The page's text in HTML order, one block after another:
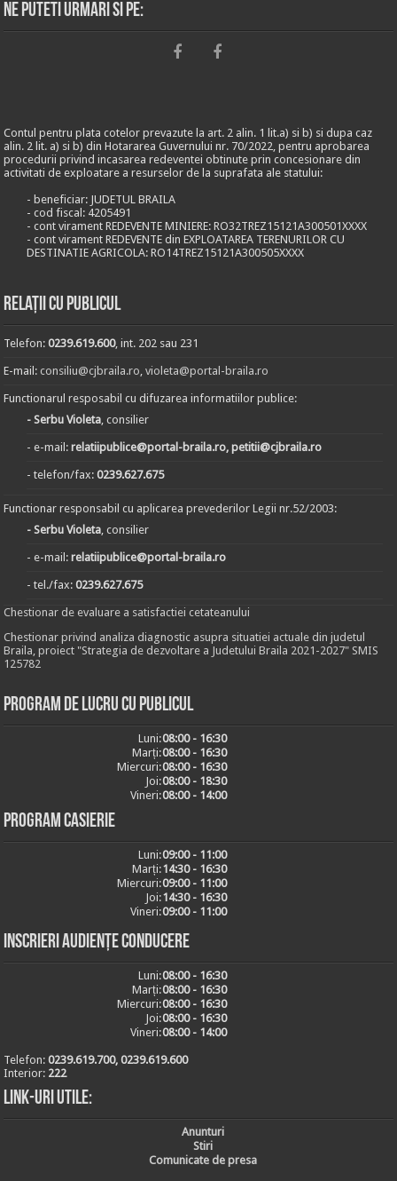
Ne puteti urmari si pe:
Contul pentru plata cotelor prevazute la art. 2 alin. 1 lit.a) si b) si dupa caz
alin. 2 lit. a) si b) din Hotararea Guvernului nr. 70/2022, pentru aprobarea
procedurii privind incasarea redeventei obtinute prin concesionare din
activitati de exploatare a resurselor de la suprafata ale statului:
- beneficiar: JUDETUL BRAILA
- cod fiscal: 4205491
- cont virament REDEVENTE MINIERE: RO32TREZ15121A300501XXXX
- cont virament REDEVENTE din EXPLOATAREA TERENURILOR CU
DESTINATIE AGRICOLA: RO14TREZ15121A300505XXXX
Relații cu publicul
Telefon:0239.619.600, int. 202 sau 231
E-mail:consiliu@cjbraila.ro,violeta@portal-braila.ro
Functionarul resposabil cu difuzarea informatiilor publice:
- Serbu Violeta, consilier
- e-mail:relatiipublice@portal-braila.ro, petitii@cjbraila.ro
- telefon/fax:0239.627.675
Functionar responsabil cu aplicarea prevederilor Legii nr.52/2003:
- Serbu Violeta, consilier
- e-mail:relatiipublice@portal-braila.ro
- tel./fax:0239.627.675
Chestionar de evaluare a satisfactiei cetateanului
Chestionar privind analiza diagnostic asupra situatiei actuale din judetul
Braila, proiect "Strategia de dezvoltare a Judetului Braila 2021-2027" SMIS
125782
Program de lucru cu publicul
Luni:08:00 - 16:30
Marți:08:00 - 16:30
Miercuri:08:00 - 16:30
Joi:08:00 - 18:30
Vineri:08:00 - 14:00
Program casierie
Luni:09:00 - 11:00
Marți:14:30 - 16:30
Miercuri:09:00 - 11:00
Joi:14:30 - 16:30
Vineri:09:00 - 11:00
Inscrieri audiențe conducere
Luni:08:00 - 16:30
Marți:08:00 - 16:30
Miercuri:08:00 - 16:30
Joi:08:00 - 16:30
Vineri:08:00 - 14:00
Telefon:0239.619.700, 0239.619.600
Interior: 222
Link-uri utile:
Anunturi
Stiri
Comunicate de presa